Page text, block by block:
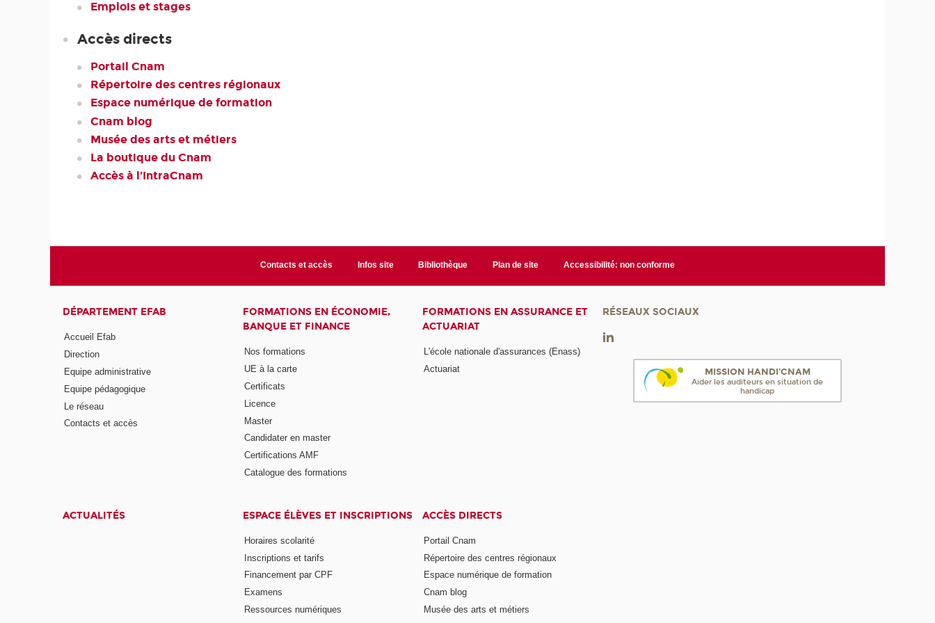
Emplois et stages
Accès directs
Portail Cnam
Répertoire des centres régionaux
Espace numérique de formation
Cnam blog
Musée des arts et métiers
La boutique du Cnam
Accès à l'IntraCnam
Contacts et accès Infos site Bibliothèque Plan de site Accessibilité: non conforme
DÉPARTEMENT EFAB
Accueil Efab
Direction
Equipe administrative
Equipe pédagogique
Le réseau
Contacts et accès
FORMATIONS EN ÉCONOMIE,
BANQUE ET FINANCE
Nos formations
UE à la carte
Certificats
Licence
Master
Candidater en master
Certifications AMF
Catalogue des formations
FORMATIONS EN ASSURANCE ET
ACTUARIAT
L'école nationale d'assurances (Enass)
Actuariat
ACTUALITÉS ESPACE ÉLÈVES ET INSCRIPTIONS
Horaires scolarité
Inscriptions et tarifs
Financement par CPF
Examens
Ressources numériques
ACCÈS DIRECTS
Portail Cnam
Répertoire des centres régionaux
Espace numérique de formation
Cnam blog
Musée des arts et métiers
RÉSEAUX SOCIAUX
MISSION HANDI'CNAM
Aider les auditeurs en situation de
handicap